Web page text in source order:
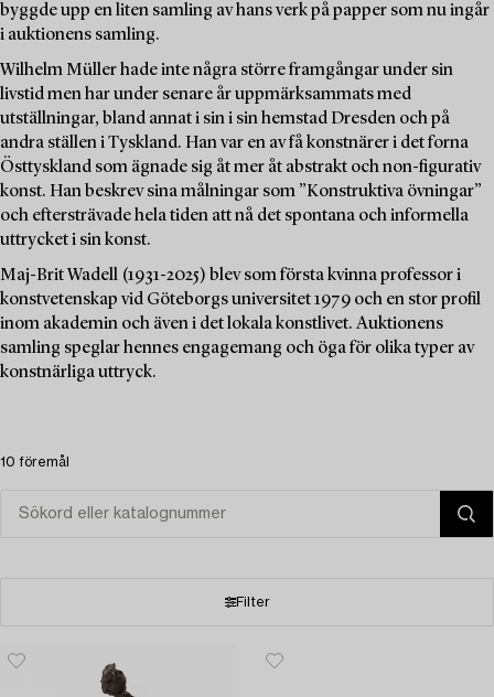
byggde upp en liten samling av hans verk på papper som nu ingår
i auktionens samling.
Wilhelm Müller hade inte några större framgångar under sin
livstid men har under senare år uppmärksammats med
utställningar, bland annat i sin i sin hemstad Dresden och på
andra ställen i Tyskland. Han var en av få konstnärer i det forna
Östtyskland som ägnade sig åt mer åt abstrakt och non-figurativ
konst. Han beskrev sina målningar som ”Konstruktiva övningar”
och eftersträvade hela tiden att nå det spontana och informella
uttrycket i sin konst.
Maj-Brit Wadell (1931-2025) blev som första kvinna professor i
konstvetenskap vid Göteborgs universitet 1979 och en stor profil
inom akademin och även i det lokala konstlivet. Auktionens
samling speglar hennes engagemang och öga för olika typer av
konstnärliga uttryck.
10 föremål
Filter